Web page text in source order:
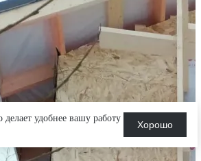
делает удобнее вашу работу
Хорошо